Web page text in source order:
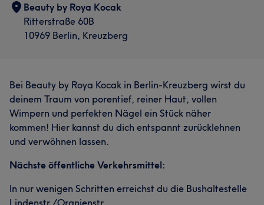
Beauty by Roya Kocak
Ritterstraße 60B
10969 Berlin, Kreuzberg
Bei Beauty by Roya Kocak in Berlin-Kreuzberg wirst du
deinem Traum von porentief, reiner Haut, vollen
Wimpern und perfekten Nägel ein Stück näher
kommen! Hier kannst du dich entspannt zurücklehnen
und verwöhnen lassen.
Nächste öffentliche Verkehrsmittel:
In nur wenigen Schritten erreichst du die Bushaltestelle
Lindenstr./Oranienstr.